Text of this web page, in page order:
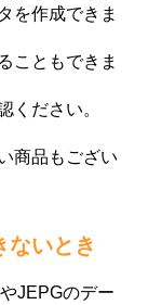
を作成できま
こともできま
ください。
商品もござい
ないとき
JEPGのデー